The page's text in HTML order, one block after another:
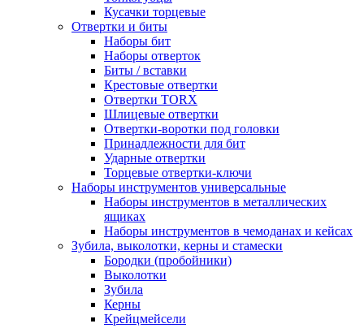
Кусачки торцевые
Отвертки и биты
Наборы бит
Наборы отверток
Биты / вставки
Крестовые отвертки
Отвертки TORX
Шлицевые отвертки
Отвертки-воротки под головки
Принадлежности для бит
Ударные отвертки
Торцевые отвертки-ключи
Наборы инструментов универсальные
Наборы инструментов в металлических
ящиках
Наборы инструментов в чемоданах и кейсах
Зубила, выколотки, керны и стамески
Бородки (пробойники)
Выколотки
Зубила
Керны
Крейцмейсели